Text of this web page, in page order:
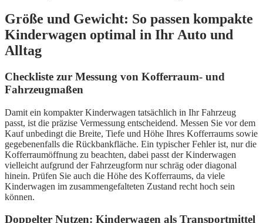
Größe und Gewicht: So passen kompakte
Kinderwagen optimal in Ihr Auto und
Alltag
Checkliste zur Messung von Kofferraum- und
Fahrzeugmaßen
Damit ein kompakter Kinderwagen tatsächlich in Ihr Fahrzeug
passt, ist die präzise Vermessung entscheidend. Messen Sie vor dem
Kauf unbedingt die Breite, Tiefe und Höhe Ihres Kofferraums sowie
gegebenenfalls die Rückbankfläche. Ein typischer Fehler ist, nur die
Kofferraumöffnung zu beachten, dabei passt der Kinderwagen
vielleicht aufgrund der Fahrzeugform nur schräg oder diagonal
hinein. Prüfen Sie auch die Höhe des Kofferraums, da viele
Kinderwagen im zusammengefalteten Zustand recht hoch sein
können.
Doppelter Nutzen: Kinderwagen als Transportmittel